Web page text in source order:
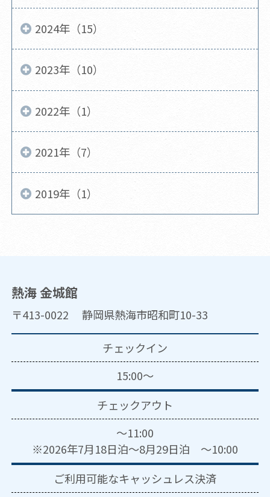
2024年（15）
2023年（10）
2022年（1）
2021年（7）
2019年（1）
熱海 金城館
〒413-0022 静岡県熱海市昭和町10-33
チェックイン
15:00～
チェックアウト
～11:00
※2026年7月18日泊～8月29日泊 ～10:00
ご利用可能なキャッシュレス決済